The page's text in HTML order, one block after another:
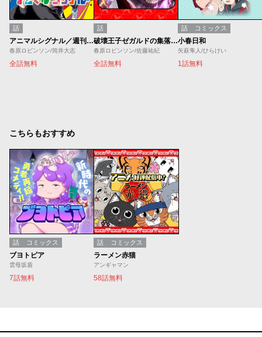
話
アニマルシグナル／週刊少年ジャンプ新連載試し読み
春原ロビンソン/筒井大志
全話無料
話
破壊王子ゼガルドの集落降臨
春原ロビンソン/佐藤祐紀
全話無料
話 コミックス
小春日和
矢萩隼人/ひらけい
1話無料
こちらもおすすめ
話 コミックス
ブヨトピア
雲母坂盾
7話無料
話 コミックス
ラーメン赤猫
アンギャマン
58話無料